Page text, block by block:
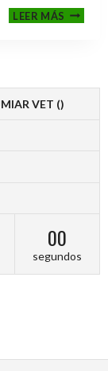
LEER MÁS
2024-
VET ()
00
segundos